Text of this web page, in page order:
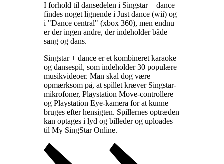
I forhold til dansedelen i Singstar + dance
findes noget lignende i Just dance (wii) og
i "Dance central" (xbox 360), men endnu
er der ingen andre, der indeholder både
sang og dans.
Singstar + dance er et kombineret karaoke
og dansespil, som indeholder 30 populære
musikvideoer. Man skal dog være
opmærksom på, at spillet kræver Singstar-
mikrofoner, Playstation Move-controllere
og Playstation Eye-kamera for at kunne
bruges efter hensigten. Spillernes optræden
kan optages i lyd og billeder og uploades
til My SingStar Online.